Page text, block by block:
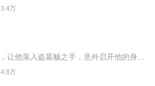
3.4万
4.8万